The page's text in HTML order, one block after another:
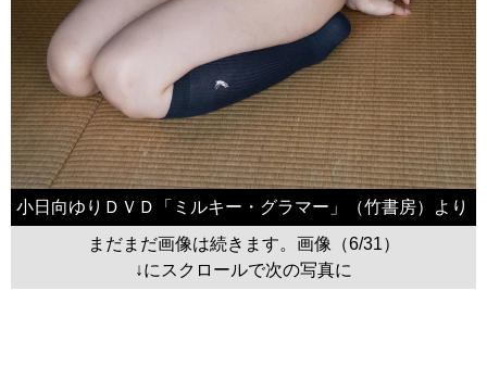
小日向ゆりＤＶＤ「ミルキー・グラマー」（竹書房）より
まだまだ画像は続きます。画像（6/31）
↓にスクロールで次の写真に